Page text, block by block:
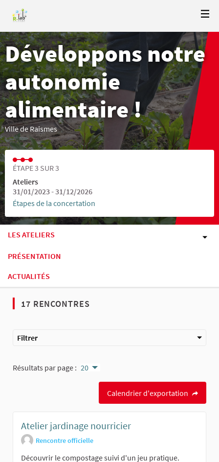
Développons notre
autonomie
alimentaire !
Ville de Raismes
ÉTAPE 3 SUR 3
Ateliers
31/01/2023 - 31/12/2026
Étapes de la concertation
LES ATELIERS
PRÉSENTATION
ACTUALITÉS
17 RENCONTRES
Filtrer
Résultats par page : 20
Calendrier d'exportation
Atelier jardinage nourricier
Rencontre officielle
Découvrir le compostage suivi d'un jeu pratique.